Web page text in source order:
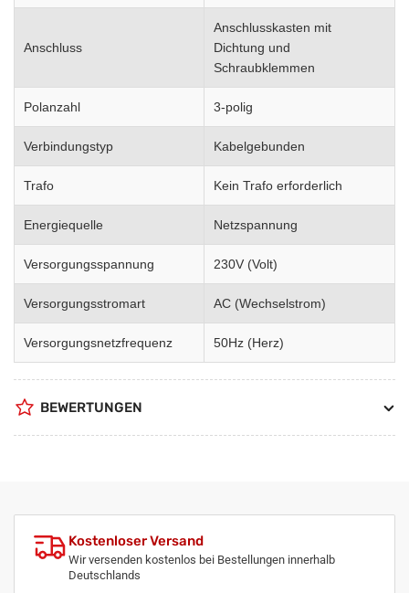
Anschluss
Anschlusskasten mit
Dichtung und
Schraubklemmen
Polanzahl 3-polig
Verbindungstyp Kabelgebunden
Trafo Kein Trafo erforderlich
Energiequelle Netzspannung
Versorgungsspannung 230V (Volt)
Versorgungsstromart AC (Wechselstrom)
Versorgungsnetzfrequenz 50Hz (Herz)
BEWERTUNGEN
Kostenloser Versand
Wir versenden kostenlos bei Bestellungen innerhalb
Deutschlands